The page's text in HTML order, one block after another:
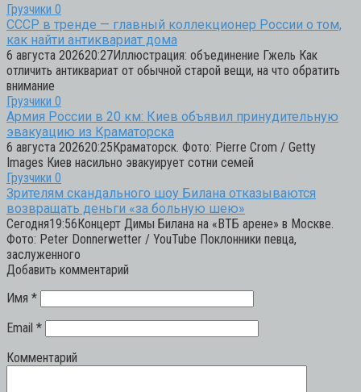
Грузчики 0
СССР в тренде — главный коллекционер России о том,
как найти антиквариат дома
6 августа 202620:27Иллюстрация: объединение Гжель Как
отличить антиквариат от обычной старой вещи, на что обратить
внимание
Грузчики 0
Армия России в 20 км: Киев объявил принудительную
эвакуацию из Краматорска
6 августа 202620:25Краматорск. Фото: Pierre Crom / Getty
Images Киев насильно эвакуирует сотни семей
Грузчики 0
Зрителям скандального шоу Билана отказываются
возвращать деньги «за больную шею»
Сегодня19:56Концерт Димы Билана на «ВТБ арене» в Москве.
Фото: Peter Donnerwetter / YouTube Поклонники певца,
заслуженного
Добавить комментарий
Имя *
Email *
Комментарий